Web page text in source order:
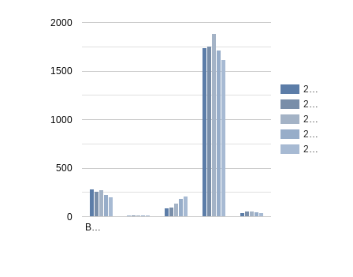
2…
2…
2…
2…
2…
B…
0
500
1000
1500
2000